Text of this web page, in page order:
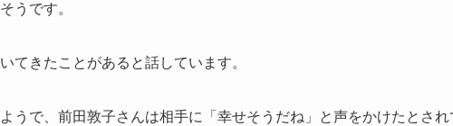
うです。
てきたことがあると話しています。
うで、前田敦子さんは相手に「幸せそうだね」と声をかけたとされ